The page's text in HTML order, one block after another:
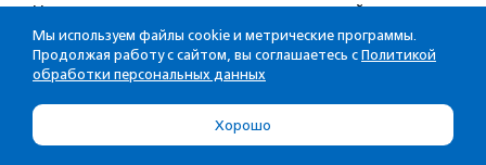
Но все, что касается взаимоотношений с
океаном, стало частью работы в общественной
организации. Это понимание биологии,
практика: управление судном, лодками,
Мы используем файлы cookie и метрические программы.
Продолжая работу с сайтом, вы соглашаетесь с Политикой
обработки персональных данных
Хорошо